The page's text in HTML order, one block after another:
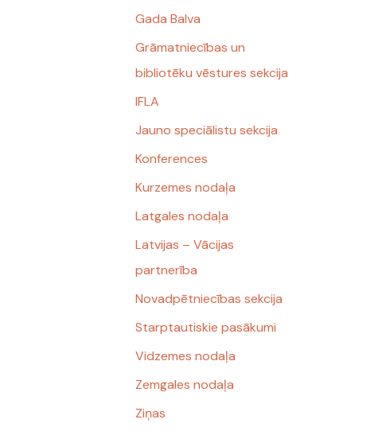
Gada Balva
Grāmatniecības un
bibliotēku vēstures sekcija
IFLA
Jauno speciālistu sekcija
Konferences
Kurzemes nodaļa
Latgales nodaļa
Latvijas – Vācijas
partnerība
Novadpētniecības sekcija
Starptautiskie pasākumi
Vidzemes nodaļa
Zemgales nodaļa
Ziņas